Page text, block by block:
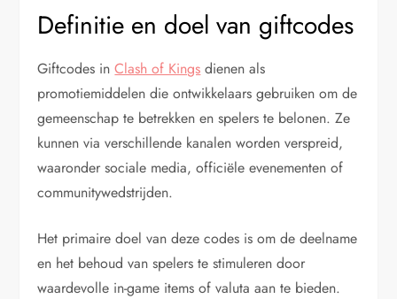
Definitie en doel van giftcodes
Giftcodes inClash of Kings dienen als
promotiemiddelen die ontwikkelaars gebruiken om de
gemeenschap te betrekken en spelers te belonen. Ze
kunnen via verschillende kanalen worden verspreid,
waaronder sociale media, officiële evenementen of
communitywedstrijden.
Het primaire doel van deze codes is om de deelname
en het behoud van spelers te stimuleren door
waardevolle in-game items of valuta aan te bieden.